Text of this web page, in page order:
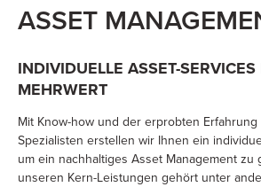
ASSET
INDIVIDUELLE ASSET-
MEHRWERT
Mit Know-how und der erprobten
Spezialisten erstellen wir Ihnen ein
um ein nachhaltiges Asset Management zu
unseren Kern-Leistungen gehört unter